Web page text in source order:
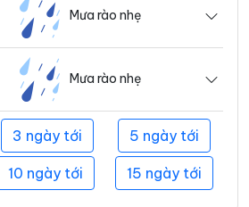
Mưa rào nhẹ
Mưa rào nhẹ
3 ngày tới 5 ngày tới
10 ngày tới 15 ngày tới